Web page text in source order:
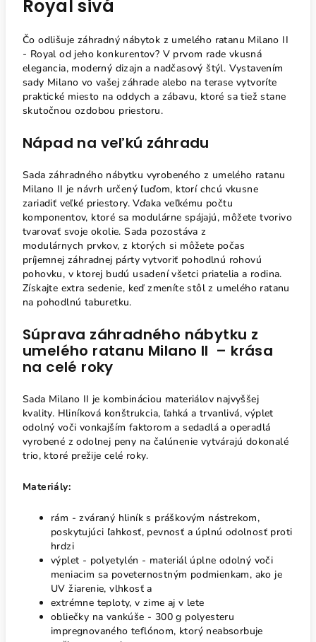
Royal sivá
Čo odlišuje záhradný nábytok z umelého ratanu Milano II
- Royal od jeho konkurentov? V prvom rade vkusná
elegancia, moderný dizajn a nadčasový štýl. Vystavením
sady Milano vo vašej záhrade alebo na terase vytvoríte
praktické miesto na oddych a zábavu, ktoré sa tiež stane
skutočnou ozdobou priestoru.
Nápad na veľkú záhradu
Sada záhradného nábytku vyrobeného z umelého ratanu
Milano II je návrh určený ľuďom, ktorí chcú vkusne
zariadiť veľké priestory. Vďaka veľkému počtu
komponentov, ktoré sa modulárne spájajú, môžete tvorivo
tvarovať svoje okolie. Sada pozostáva z
modulárnych prvkov, z ktorých si môžete počas
príjemnej záhradnej párty vytvoriť pohodlnú rohovú
pohovku, v ktorej budú usadení všetci priatelia a rodina.
Získajte extra sedenie, keď zmeníte stôl z umelého ratanu
na pohodlnú taburetku.
Súprava záhradného nábytku z
umelého ratanu Milano II – krása
na celé roky
Sada Milano II je kombináciou materiálov najvyššej
kvality. Hliníková konštrukcia, ľahká a trvanlivá, výplet
odolný voči vonkajším faktorom a sedadlá a operadlá
vyrobené z odolnej peny na čalúnenie vytvárajú dokonalé
trio, ktoré prežije celé roky.
Materiály:
rám - zváraný hliník s práškovým nástrekom,
poskytujúci ľahkosť, pevnosť a úplnú odolnosť proti
hrdzi
výplet - polyetylén - materiál úplne odolný voči
meniacim sa poveternostným podmienkam, ako je
UV žiarenie, vlhkosť a
extrémne teploty, v zime aj v lete
obliečky na vankúše - 300 g polyesteru
impregnovaného teflónom, ktorý neabsorbuje